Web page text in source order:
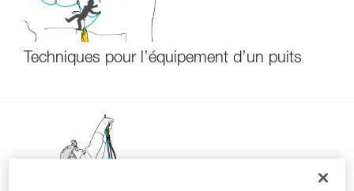
Techniques pour l’équipement d’un puits